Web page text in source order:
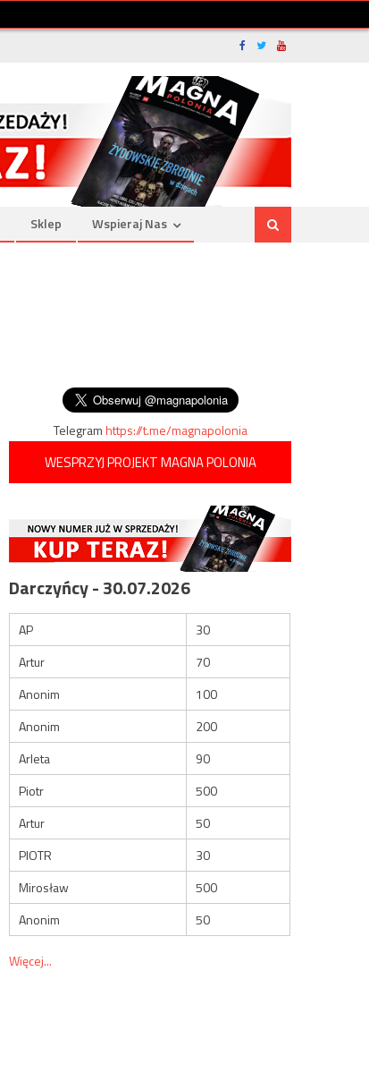
Sklep Wspieraj Nas
Telegramhttps://t.me/magnapolonia
WESPRZYJ PROJEKT MAGNA POLONIA
Darczyńcy - 30.07.2026
AP
30
Artur
70
Anonim
100
Anonim
200
Arleta
90
Piotr
500
Artur
50
PIOTR
30
Mirosław
500
Anonim
50
Więcej...